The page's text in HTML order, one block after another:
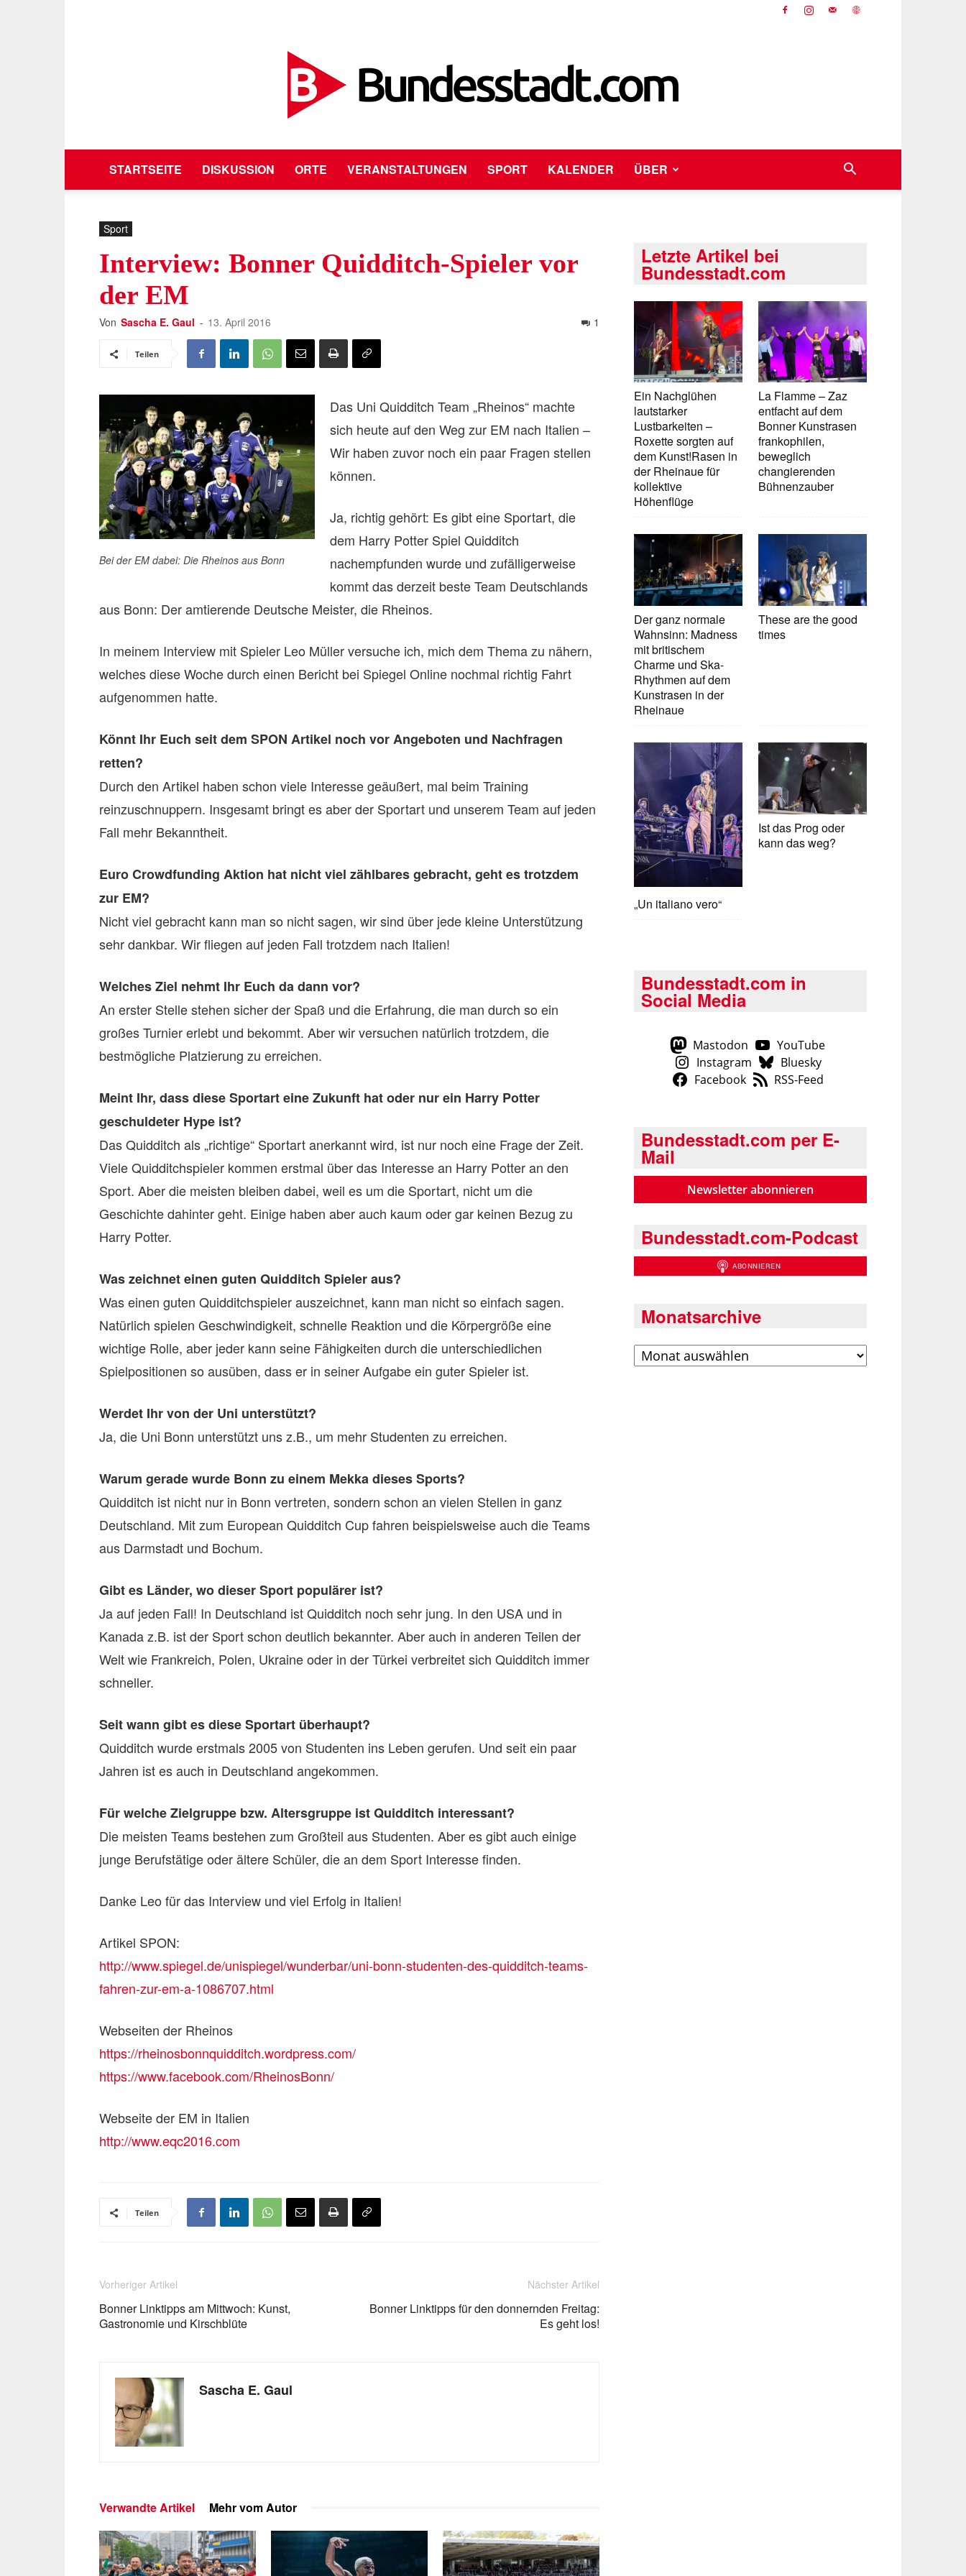
Bundesstadt.com
STARTSEITE DISKUSSION ORTE VERANSTALTUNGEN SPORT KALENDER ÜBER
Sport
Interview: Bonner Quidditch-Spieler vor
der EM
Von Sascha E. Gaul - 13. April 2016 1
Teilen
Bei der EM dabei: Die Rheinos aus Bonn
Das Uni Quidditch Team „Rheinos“ machte
sich heute auf den Weg zur EM nach Italien –
Wir haben zuvor noch ein paar Fragen stellen
können.
Ja, richtig gehört: Es gibt eine Sportart, die
dem Harry Potter Spiel Quidditch
nachempfunden wurde und zufälligerweise
kommt das derzeit beste Team Deutschlands
aus Bonn: Der amtierende Deutsche Meister, die Rheinos.
In meinem Interview mit Spieler Leo Müller versuche ich, mich dem Thema zu nähern,
welches diese Woche durch einen Bericht bei Spiegel Online nochmal richtig Fahrt
aufgenommen hatte.
Könnt Ihr Euch seit dem SPON Artikel noch vor Angeboten und Nachfragen
retten?
Durch den Artikel haben schon viele Interesse geäußert, mal beim Training
reinzuschnuppern. Insgesamt bringt es aber der Sportart und unserem Team auf jeden
Fall mehr Bekanntheit.
Euro Crowdfunding Aktion hat nicht viel zählbares gebracht, geht es trotzdem
zur EM?
Nicht viel gebracht kann man so nicht sagen, wir sind über jede kleine Unterstützung
sehr dankbar. Wir fliegen auf jeden Fall trotzdem nach Italien!
Welches Ziel nehmt Ihr Euch da dann vor?
An erster Stelle stehen sicher der Spaß und die Erfahrung, die man durch so ein
großes Turnier erlebt und bekommt. Aber wir versuchen natürlich trotzdem, die
bestmögliche Platzierung zu erreichen.
Meint Ihr, dass diese Sportart eine Zukunft hat oder nur ein Harry Potter
geschuldeter Hype ist?
Das Quidditch als „richtige“ Sportart anerkannt wird, ist nur noch eine Frage der Zeit.
Viele Quidditchspieler kommen erstmal über das Interesse an Harry Potter an den
Sport. Aber die meisten bleiben dabei, weil es um die Sportart, nicht um die
Geschichte dahinter geht. Einige haben aber auch kaum oder gar keinen Bezug zu
Harry Potter.
Was zeichnet einen guten Quidditch Spieler aus?
Was einen guten Quidditchspieler auszeichnet, kann man nicht so einfach sagen.
Natürlich spielen Geschwindigkeit, schnelle Reaktion und die Körpergröße eine
wichtige Rolle, aber jeder kann seine Fähigkeiten durch die unterschiedlichen
Spielpositionen so ausüben, dass er in seiner Aufgabe ein guter Spieler ist.
Werdet Ihr von der Uni unterstützt?
Ja, die Uni Bonn unterstützt uns z.B., um mehr Studenten zu erreichen.
Warum gerade wurde Bonn zu einem Mekka dieses Sports?
Quidditch ist nicht nur in Bonn vertreten, sondern schon an vielen Stellen in ganz
Deutschland. Mit zum European Quidditch Cup fahren beispielsweise auch die Teams
aus Darmstadt und Bochum.
Gibt es Länder, wo dieser Sport populärer ist?
Ja auf jeden Fall! In Deutschland ist Quidditch noch sehr jung. In den USA und in
Kanada z.B. ist der Sport schon deutlich bekannter. Aber auch in anderen Teilen der
Welt wie Frankreich, Polen, Ukraine oder in der Türkei verbreitet sich Quidditch immer
schneller.
Seit wann gibt es diese Sportart überhaupt?
Quidditch wurde erstmals 2005 von Studenten ins Leben gerufen. Und seit ein paar
Jahren ist es auch in Deutschland angekommen.
Für welche Zielgruppe bzw. Altersgruppe ist Quidditch interessant?
Die meisten Teams bestehen zum Großteil aus Studenten. Aber es gibt auch einige
junge Berufstätige oder ältere Schüler, die an dem Sport Interesse finden.
Danke Leo für das Interview und viel Erfolg in Italien!
Artikel SPON:
http://www.spiegel.de/unispiegel/wunderbar/uni-bonn-studenten-des-quidditch-teams-
fahren-zur-em-a-1086707.html
Webseiten der Rheinos
https://rheinosbonnquidditch.wordpress.com/
https://www.facebook.com/RheinosBonn/
Webseite der EM in Italien
http://www.eqc2016.com
Teilen
Vorheriger Artikel
Bonner Linktipps am Mittwoch: Kunst,
Gastronomie und Kirschblüte
Nächster Artikel
Bonner Linktipps für den donnernden Freitag:
Es geht los!
Sascha E. Gaul
Verwandte Artikel Mehr vom Autor
Letzte Artikel bei
Bundesstadt.com
Ein Nachglühen
lautstarker
Lustbarkeiten –
Roxette sorgten auf
dem Kunst!Rasen in
der Rheinaue für
kollektive
Höhenflüge
La Flamme – Zaz
entfacht auf dem
Bonner Kunstrasen
frankophilen,
beweglich
changierenden
Bühnenzauber
Der ganz normale
Wahnsinn: Madness
mit britischem
Charme und Ska-
Rhythmen auf dem
Kunstrasen in der
Rheinaue
These are the good
times
„Un italiano vero“
Ist das Prog oder
kann das weg?
Bundesstadt.com in
Social Media
Mastodon
YouTube
Instagram
Bluesky
Facebook
RSS-Feed
Bundesstadt.com per E-
Mail
Newsletter abonnieren
Bundesstadt.com-Podcast
Monatsarchive
Archiv